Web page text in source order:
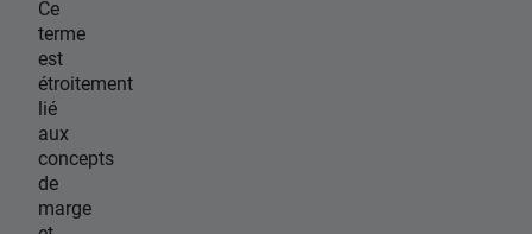
Ce
terme
est
étroitement
lié
aux
concepts
de
marge